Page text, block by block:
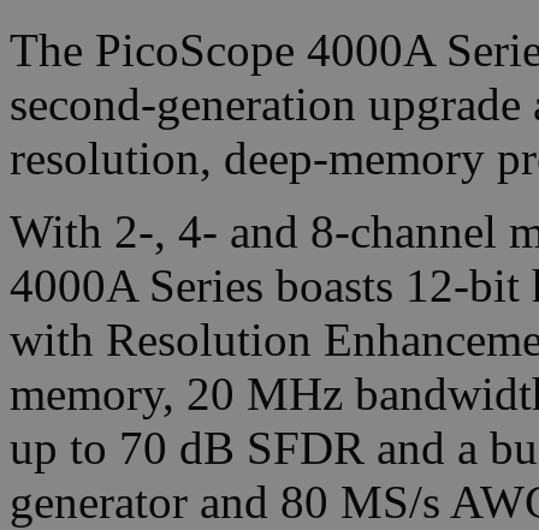
The PicoScope 4000A
second-generation
resolution, deep-memory
With 2-, 4- and 8-channel
4000A Series boasts 12-
with Resolution
memory, 20 MHz
up to 70 dB SFDR and a
generator and 80 MS/s